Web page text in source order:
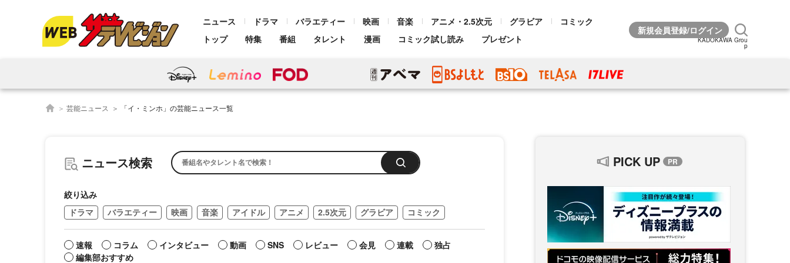
ニュース ドラマ バラエティー 映画 音楽 アニメ・2.5次元 グラビア
コミック
トップ
特集 番組 タレント 漫画 コミック試し読み プレゼント KADOKAWA Grou
p
芸能ニュース 「イ・ミンホ」の芸能ニュース一覧
ニュース検索
絞り込み
ドラマ
バラエティー 映画 音楽 アイドル アニメ 2.5次元 グラビア コミック
速報 コラム インタビュー 動画 SNS レビュー 会見 連載
独占
編集部おすすめ
PICK UP